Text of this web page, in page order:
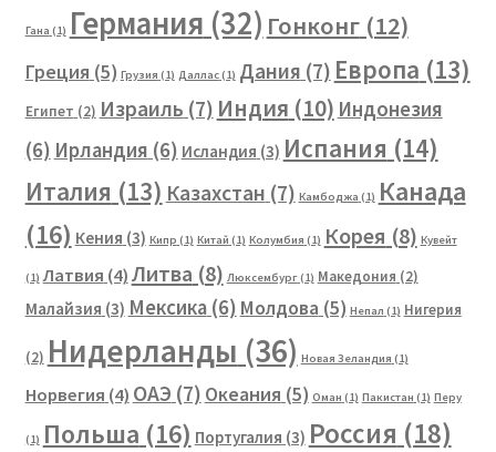
Гана (1) Германия (32) Гонконг(12)
Греция (5) Грузия (1) Даллас(1) Дания (7) Европа (13)
Египет (2) Израиль (7) Индия (10) Индонезия
(6) Ирландия (6) Исландия (3) Испания (14)
Италия (13) Казахстан (7) Камбоджа (1) Канада
(16) Кения (3) Кипр (1) Китай (1) Колумбия (1) Корея (8) Кувейт
(1) Латвия (4)Литва (8) Люксембург(1) Македония (2)
Малайзия (3) Мексика(6) Молдова (5) Непал (1) Нигерия
(2) Нидерланды (36) Новая Зеландия (1)
Норвегия (4) ОАЭ (7) Океания (5) Оман (1) Пакистан (1) Перу
(1) Польша (16) Португалия (3) Россия (18)